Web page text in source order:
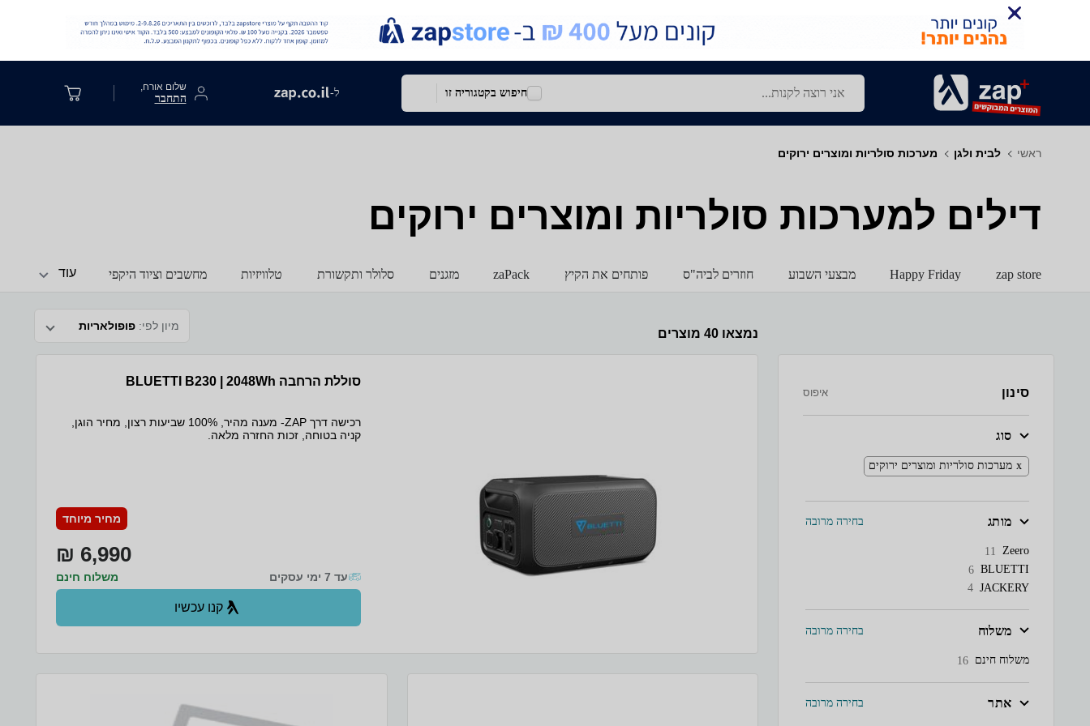
חיפוש בקטגוריה זו ל- שלום אורח,
התחבר
ראשי לבית ולגן מערכות סולריות ומוצרים ירוקים
דילים למערכות סולריות ומוצרים ירוקים
zap store
Happy Friday מבצעי השבוע חוזרים לביה"ס פותחים את הקיץ zaPack מזגנים סלולר ותקשורת טלוויזיות מחשבים וציוד היקפי עוד
נמצאו 40 מוצרים
מיון לפי: פופולאריות
סינון איפוס
סוג
מערכות סולריות ומוצרים ירוקים
מותג בחירה מרובה
Zeero
11
BLUETTI
6
JACKERY
4
משלוח בחירה מרובה
משלוח חינם 16
אתר בחירה מרובה
סוללת הרחבה BLUETTI B230 | 2048Wh
רכישה דרך ZAP- מענה מהיר, 100% שביעות רצון, מחיר הוגן,
קניה בטוחה, זכות החזרה מלאה.
מחיר מיוחד
6,990 ₪
משלוח חינם עד 7 ימי עסקים
קנו עכשיו